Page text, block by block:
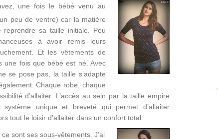
une fois le bébé venu au
peu de ventre) car la matière
sa taille initiale. Peu
à avoir remis leurs
Et les vêtements de
une fois que bébé est né. Avec
se pose pas, la taille s’adapte
Chaque robe, chaque
d’allaiter. L’accès au sein par la taille empire
unique et breveté qui permet d’allaiter
tout le loisir d’allaiter dans un confort total.
sont ses sous-vêtements. J’ai